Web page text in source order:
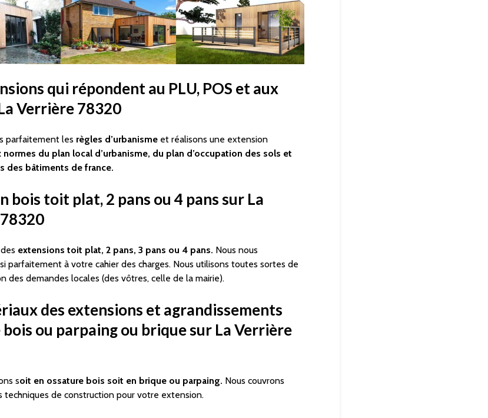
qui répondent au PLU, POS et aux
Verrière 78320
parfaitement les règles d’urbanisme et réalisons une extension
du plan local d’urbanisme, du plan d’occupation des sols et
des bâtiments de france.
bois toit plat, 2 pans ou 4 pans sur La
extensions toit plat, 2 pans, 3 pans ou 4 pans. Nous nous
parfaitement à votre cahier des charges. Nous utilisons toutes sortes de
des demandes locales (des vôtres, celle de la mairie).
des extensions et agrandissements
ou parpaing ou brique sur La Verrière
soit en ossature bois soit en brique ou parpaing. Nous couvrons
techniques de construction pour votre extension.